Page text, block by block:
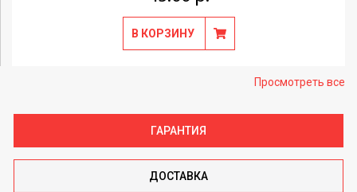
В КОРЗИНУ
Просмотреть все
ГАРАНТИЯ
ДОСТАВКА